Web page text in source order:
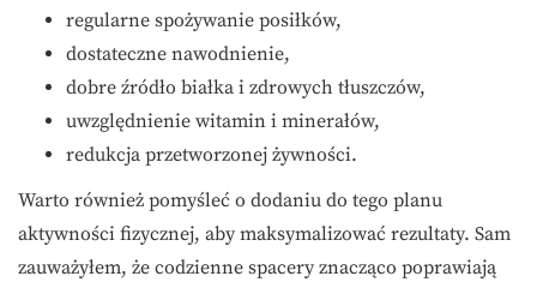
regularne spożywanie posiłków,
dostateczne nawodnienie,
dobre źródło białka i zdrowych tłuszczów,
uwzględnienie witamin i minerałów,
redukcja przetworzonej żywności.
Warto również pomyśleć o dodaniu do tego planu
aktywności fizycznej, aby maksymalizować rezultaty. Sam
zauważyłem, że codzienne spacery znacząco poprawiają